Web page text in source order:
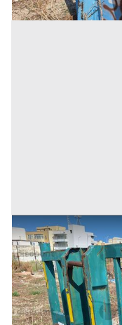
14#9242 Cassone
Inserito il: 19/11/
Trapani (Trapani)
Prezzo
375 €
Codice annuncio: